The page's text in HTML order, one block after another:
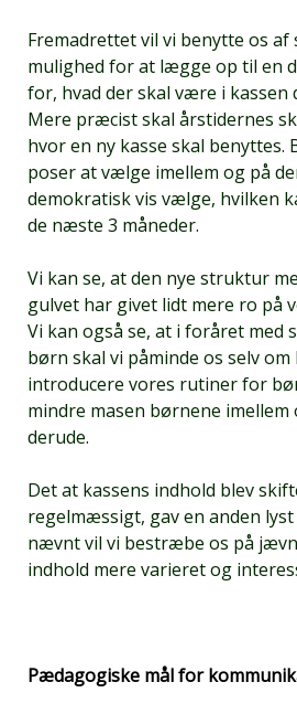
Fremadrettet vil vi benytte os af
mulighed for at lægge op til en
for, hvad der skal være i kassen
Mere præcist skal årstidernes
hvor en ny kasse skal benyttes.
poser at vælge imellem og på
demokratisk vis vælge, hvilken
de næste 3 måneder.
Vi kan se, at den nye struktur
gulvet har givet lidt mere ro på
Vi kan også se, at i foråret med
børn skal vi påminde os selv
introducere vores rutiner for
mindre masen børnene
derude.
Det at kassens indhold blev
regelmæssigt, gav en anden
nævnt vil vi bestræbe os på
indhold mere varieret og
Pædagogiske mål for